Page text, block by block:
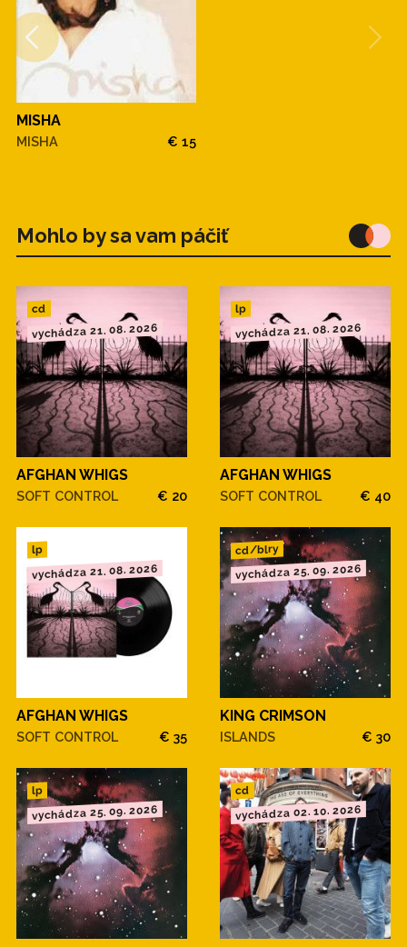
MISHA
MISHA € 15
Mohlo by sa vam páčiť
cd
vychádza 21. 08. 2026
AFGHAN WHIGS
SOFT CONTROL € 20
lp
vychádza 21. 08. 2026
AFGHAN WHIGS
SOFT CONTROL € 40
lp
vychádza 21. 08. 2026
AFGHAN WHIGS
SOFT CONTROL € 35
cd/blry
vychádza 25. 09. 2026
KING CRIMSON
ISLANDS € 30
lp
vychádza 25. 09. 2026
cd
vychádza 02. 10. 2026